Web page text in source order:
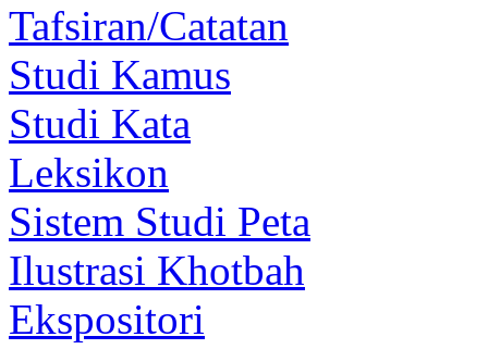
Tafsiran/Catatan
Studi Kamus
Studi Kata
Leksikon
Sistem Studi Peta
Ilustrasi Khotbah
Ekspositori